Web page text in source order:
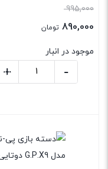
995,000قیمت
اصلی:
بود.
890,000 تومان
فعلی:
890,000 تومان.
موجود در انبار
G.P.X8
-
+